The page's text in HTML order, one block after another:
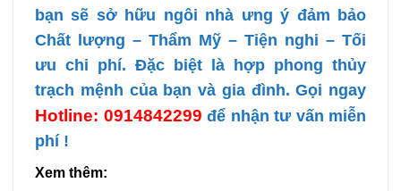
bạn sẽ sở hữu ngôi nhà ưng ý đảm bảo
Chất lượng – Thẩm Mỹ – Tiện nghi – Tối
ưu chi phí. Đặc biệt là hợp phong thủy
trạch mệnh của bạn và gia đình. Gọi ngay
Hotline: 0914842299 để nhận tư vấn miễn
phí !
Xem thêm: